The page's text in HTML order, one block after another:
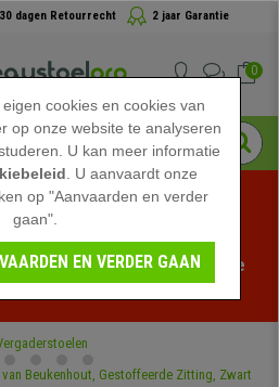
30 dagen Retourrecht 2 jaar Garantie
0
bij bureaustoelpro!
een beperkte tijd - Bekijk de
cookies en cookies van
op onze website te analyseren
U kan meer informatie
. U aanvaardt onze
op "Aanvaarden en verder
gaan".
EN VERDER GAAN